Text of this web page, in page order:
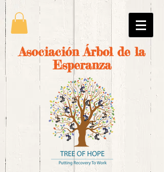
Asociación Árbol de la
Esperanza